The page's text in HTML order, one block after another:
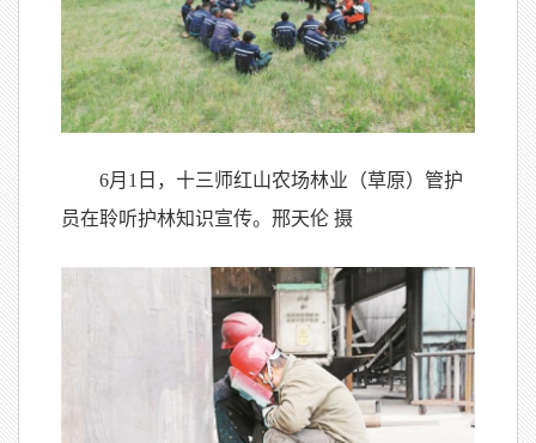
6月1日，十三师红山农场林业（草原）管护
员在聆听护林知识宣传。邢天伦 摄